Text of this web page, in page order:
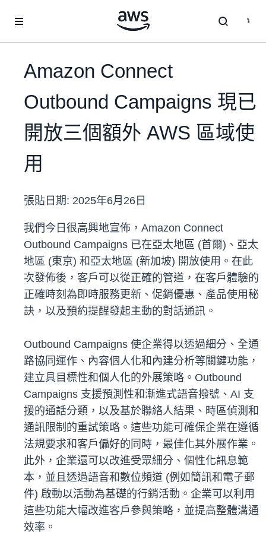
Amazon Connect
Outbound Campaigns 現已
開放三個額外 AWS 區域使
用
張貼日期: 2025年6月26日
我們今日很高興地宣佈，Amazon Connect
Outbound Campaigns 已在亞太地區 (首爾)、亞太
地區 (東京) 和亞太地區 (新加坡) 開放使用。在此
次發佈後，客戶可以從正確的管道，在客戶體驗的
正確時刻為即時服務更新、促銷優惠、產品使用秘
訣，以及預約提醒發起主動的對話通訊。
Outbound Campaigns 使企業得以透過細分、全通
路協同運作、內容個人化和內建分析等關鍵功能，
建立具目標性和個人化的外展策略。Outbound
Campaigns 支援預測性和漸進式語音撥號、AI 支
援的通話分類，以及基於聯絡人結果、時區偵測和
通訊限制的重試策略。這些功能可確保企業在遵循
法規要求和客戶偏好的同時，最佳化其外展作業。
此外，企業還可以改進受眾細分、個性化訊息範
本，並且透過語音和數位頻道 (例如簡訊和電子郵
件) 啟動以活動為基礎的行銷活動。企業可以利用
這些功能大幅改進客戶參與策略，並提高整體溝通
效率。